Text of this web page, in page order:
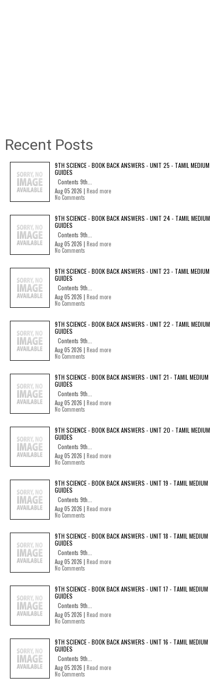
Recent Posts
9TH SCIENCE - BOOK BACK ANSWERS - UNIT 25 - TAMIL MEDIUM
GUIDES
Contents 9th...
Aug 05 2026 | Read more
No Comments
9TH SCIENCE - BOOK BACK ANSWERS - UNIT 24 - TAMIL MEDIUM
GUIDES
Contents 9th...
Aug 05 2026 | Read more
No Comments
9TH SCIENCE - BOOK BACK ANSWERS - UNIT 23 - TAMIL MEDIUM
GUIDES
Contents 9th...
Aug 05 2026 | Read more
No Comments
9TH SCIENCE - BOOK BACK ANSWERS - UNIT 22 - TAMIL MEDIUM
GUIDES
Contents 9th...
Aug 05 2026 | Read more
No Comments
9TH SCIENCE - BOOK BACK ANSWERS - UNIT 21 - TAMIL MEDIUM
GUIDES
Contents 9th...
Aug 05 2026 | Read more
No Comments
9TH SCIENCE - BOOK BACK ANSWERS - UNIT 20 - TAMIL MEDIUM
GUIDES
Contents 9th...
Aug 05 2026 | Read more
No Comments
9TH SCIENCE - BOOK BACK ANSWERS - UNIT 19 - TAMIL MEDIUM
GUIDES
Contents 9th...
Aug 05 2026 | Read more
No Comments
9TH SCIENCE - BOOK BACK ANSWERS - UNIT 18 - TAMIL MEDIUM
GUIDES
Contents 9th...
Aug 05 2026 | Read more
No Comments
9TH SCIENCE - BOOK BACK ANSWERS - UNIT 17 - TAMIL MEDIUM
GUIDES
Contents 9th...
Aug 05 2026 | Read more
No Comments
9TH SCIENCE - BOOK BACK ANSWERS - UNIT 16 - TAMIL MEDIUM
GUIDES
Contents 9th...
Aug 05 2026 | Read more
No Comments